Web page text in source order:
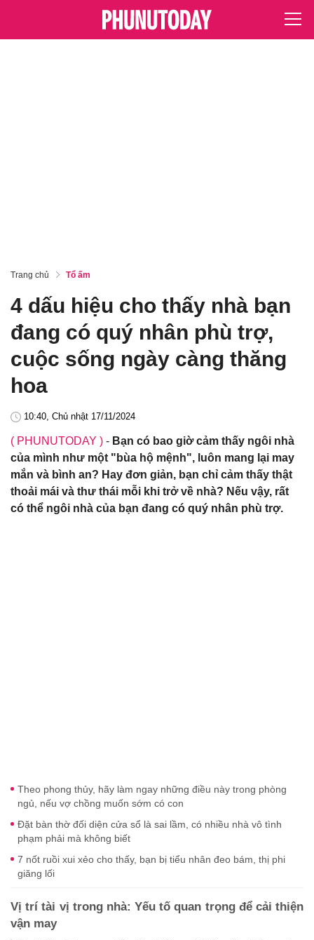
Trang chủ Tổ ấm
4 dấu hiệu cho thấy nhà bạn
đang có quý nhân phù trợ,
cuộc sống ngày càng thăng
hoa
10:40, Chủ nhật 17/11/2024
( PHUNUTODAY ) - Bạn có bao giờ cảm thấy ngôi nhà
của mình như một "bùa hộ mệnh", luôn mang lại may
mắn và bình an? Hay đơn giản, bạn chỉ cảm thấy thật
thoải mái và thư thái mỗi khi trở về nhà? Nếu vậy, rất
có thể ngôi nhà của bạn đang có quý nhân phù trợ.
Theo phong thủy, hãy làm ngay những điều này trong phòng
ngủ, nếu vợ chồng muốn sớm có con
Đặt bàn thờ đối diện cửa sổ là sai lầm, có nhiều nhà vô tình
phạm phải mà không biết
7 nốt ruồi xui xẻo cho thấy, bạn bị tiểu nhân đeo bám, thị phi
giăng lối
Vịtrítài vị trong nhà: Yếutốquan trọng để cảithiện
vận may